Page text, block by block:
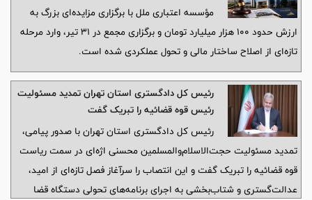
مؤسسه اعتباری ملل با برگزاری مزایده‌ای بزرگ به
ارزش حدود ۱۰۰ هزار میلیارد تومان و برگزاری مجمع در ۳۱ تیر، وارد مرحله
تازه‌ای از اصلاح ساختار مالی و تحول عملکردی شده است.
رئیس کل دادگستری استان تهران تمدید مسئولیت
رئیس قوه قضائیه را تبریک گفت
رئیس کل دادگستری استان تهران با صدور پیامی،
تمدید مسئولیت حجت‌الاسلام‌والمسلمین محسنی اژه‌ای در سمت ریاست
قوه قضائیه را تبریک گفت و این انتصاب را سرآغاز فصل تازه‌ای از امید،
عدالت‌گستری و شتاب‌بخشی به اجرای برنامه‌های تحولی دستگاه قضا